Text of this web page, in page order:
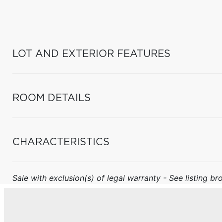
LOT AND EXTERIOR FEATURES
ROOM DETAILS
CHARACTERISTICS
Sale with exclusion(s) of legal warranty - See listing